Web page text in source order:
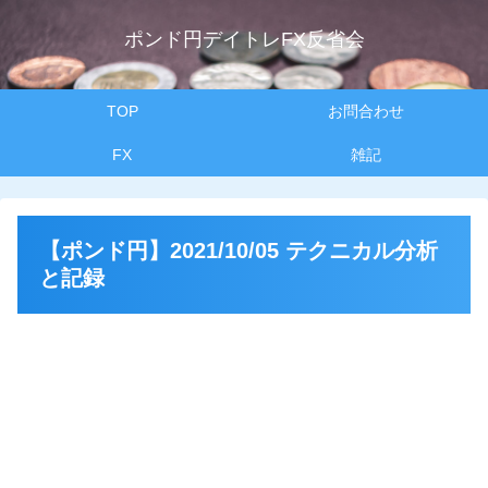
ポンド円デイトレFX反省会
TOP お問合わせ
FX 雑記
【ポンド円】2021/10/05 テクニカル分析
と記録